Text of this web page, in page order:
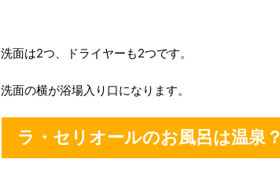
洗面は2つ、ドライヤーも2つです。
洗面の横が浴場入り口になります。
ラ・セリオールのお風呂は温泉？